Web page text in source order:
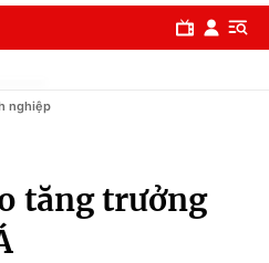
nghiệp
tăng trưởng